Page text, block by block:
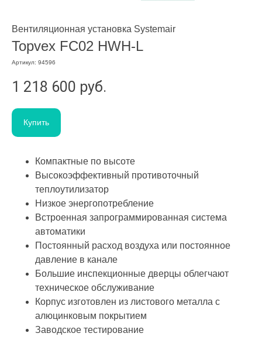
Вентиляционная установка Systemair
Topvex FC02 HWH-L
Артикул: 94596
1 218 600 руб.
Купить
Компактные по высоте
Высокоэффективный противоточный
теплоутилизатор
Низкое энергопотребление
Встроенная запрограммированная система
автоматики
Постоянный расход воздуха или постоянное
давление в канале
Большие инспекционные дверцы облегчают
техническое обслуживание
Корпус изготовлен из листового металла с
алюцинковым покрытием
Заводское тестирование